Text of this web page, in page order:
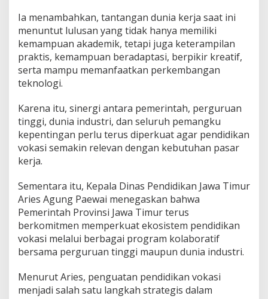
e
t
a
k
S
D
g
g
u
Ia menambahkan, tantangan dunia kerja saat ini
menuntut lulusan yang tidak hanya memiliki
kemampuan akademik, tetapi juga keterampilan
praktis, kemampuan beradaptasi, berpikir kreatif,
serta mampu memanfaatkan perkembangan
teknologi.
Karena itu, sinergi antara pemerintah, perguruan
tinggi, dunia industri, dan seluruh pemangku
kepentingan perlu terus diperkuat agar pendidikan
vokasi semakin relevan dengan kebutuhan pasar
kerja.
Sementara itu, Kepala Dinas Pendidikan Jawa Timur
Aries Agung Paewai menegaskan bahwa
Pemerintah Provinsi Jawa Timur terus
berkomitmen memperkuat ekosistem pendidikan
vokasi melalui berbagai program kolaboratif
bersama perguruan tinggi maupun dunia industri.
Menurut Aries, penguatan pendidikan vokasi
menjadi salah satu langkah strategis dalam